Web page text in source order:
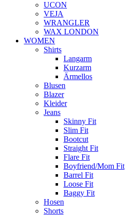
UCON
VEJA
WRANGLER
WAX LONDON
WOMEN
Shirts
Langarm
Kurzarm
Ärmellos
Blusen
Blazer
Kleider
Jeans
Skinny Fit
Slim Fit
Bootcut
Straight Fit
Flare Fit
Boyfriend/Mom Fit
Barrel Fit
Loose Fit
Baggy Fit
Hosen
Shorts